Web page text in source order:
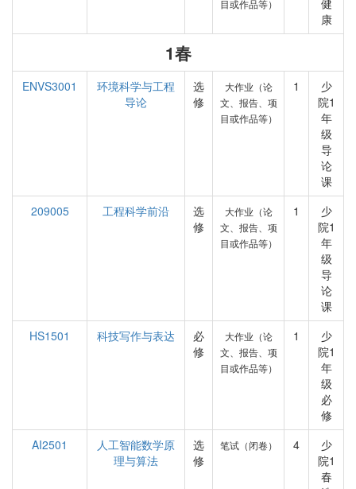
目或作品等）
健
康
1春
ENVS3001
环境科学与工程
导论
选
修
大作业（论
文、报告、项
目或作品等）
1
少
院1
年
级
导
论
课
209005
工程科学前沿
选
修
大作业（论
文、报告、项
目或作品等）
1
少
院1
年
级
导
论
课
HS1501
科技写作与表达
必
修
大作业（论
文、报告、项
目或作品等）
1
少
院1
年
级
必
修
AI2501
人工智能数学原
理与算法
选
修
笔试（闭卷） 4
少
院1
春